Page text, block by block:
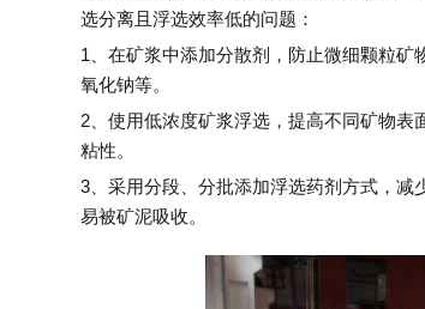
选分离且浮选效率低的问题：
1、在矿浆中添加分散剂，防止微细颗粒
氧化钠等。
2、使用低浓度矿浆浮选，提高不同矿物
粘性。
3、采用分段、分批添加浮选药剂方式，减
易被矿泥吸收。